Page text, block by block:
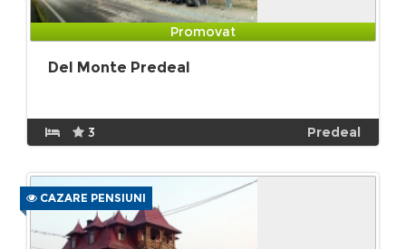
Promovat
Del Monte Predeal
3 Predeal
CAZARE PENSIUNI